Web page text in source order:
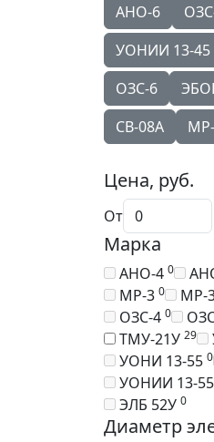
АНО-6
УОНИИ 13-45
ОЗС-6
СВ-08А
Цена, руб.
От
Марка
АНО-4 0
МР-3 0 МР-
ОЗС-4 0
ТМУ-21У 29
УОНИ 13-55 0
УОНИИ 13-55
ЭЛБ 52У 0
Диаметр